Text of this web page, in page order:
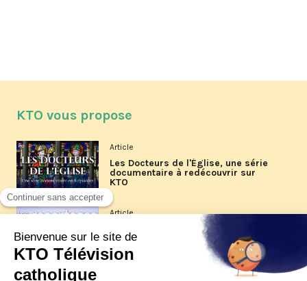
KTO vous propose
Article
Les Docteurs de l'Église, une série
documentaire à redécouvrir sur
KTO
Article
Les reportages d'été 2026 de KTO